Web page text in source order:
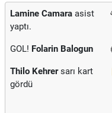
Lamine Camara asist
yaptı.
GOL! Folarin Balogun
Thilo Kehrersarı kart
gördü